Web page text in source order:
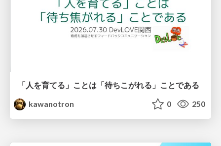
「人を育てる」ことは「待ちこがれる」ことである
kawanotron
0 250